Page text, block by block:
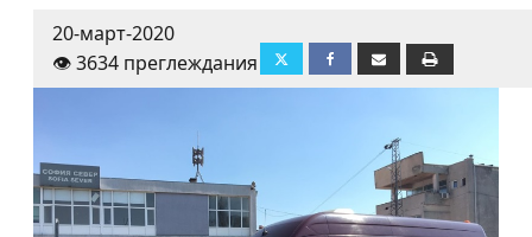
20-март-2020
👁️ 3634 преглеждания